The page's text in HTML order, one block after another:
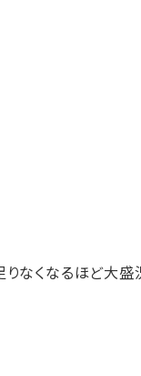
なくなるほど大盛